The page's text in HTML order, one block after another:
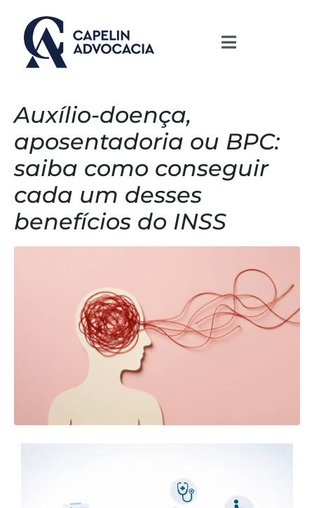
Auxílio-doença,
aposentadoria ou BPC:
saiba como conseguir
cada um desses
benefícios do INSS